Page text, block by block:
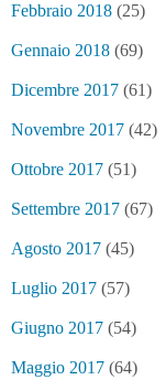
Febbraio 2018 (25)
Gennaio 2018 (69)
Dicembre 2017 (61)
Novembre 2017 (42)
Ottobre 2017 (51)
Settembre 2017 (67)
Agosto 2017 (45)
Luglio 2017 (57)
Giugno 2017 (54)
Maggio 2017 (64)